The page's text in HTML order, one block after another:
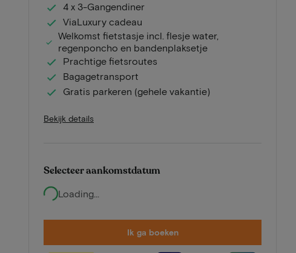
4 x 3-Gangendiner
ViaLuxury cadeau
Welkomst fietstasje incl. flesje water,
regenponcho en bandenplaksetje
Prachtige fietsroutes
Bagagetransport
Gratis parkeren (gehele vakantie)
Bekijk details
Selecteer aankomstdatum
Loading...
Ik ga boeken